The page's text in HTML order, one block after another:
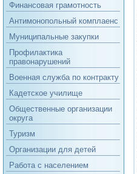
Финансовая грамотность
Антимонопольный комплаенс
Муниципальные закупки
Профилактика
правонарушений
Военная служба по контракту
Кадетское училище
Общественные организации
округа
Туризм
Организации для детей
Работа с населением